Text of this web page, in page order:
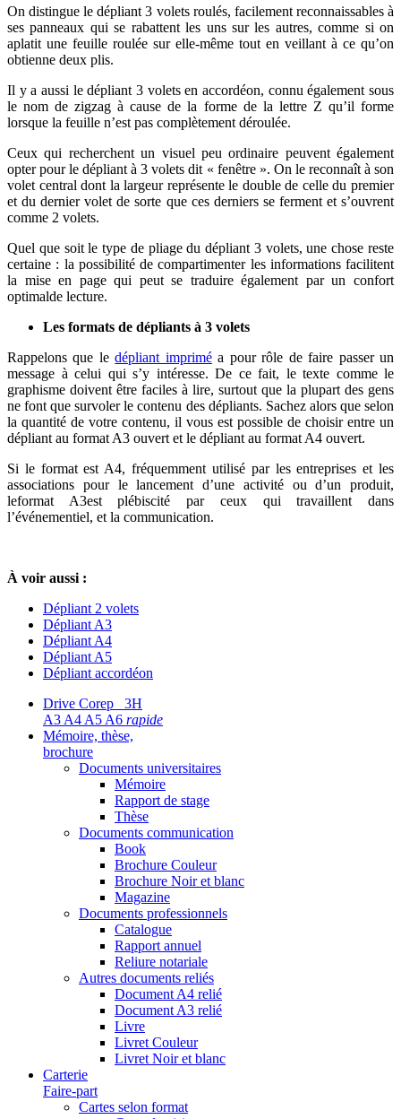
On distingue le dépliant 3 volets roulés, facilement reconnaissables à
ses panneaux qui se rabattent les uns sur les autres, comme si on
aplatit une feuille roulée sur elle-même tout en veillant à ce qu’on
obtienne deux plis.
Il y a aussi le dépliant 3 volets en accordéon, connu également sous
le nom de zigzag à cause de la forme de la lettre Z qu’il forme
lorsque la feuille n’est pas complètement déroulée.
Ceux qui recherchent un visuel peu ordinaire peuvent également
opter pour le dépliant à 3 volets dit « fenêtre ». On le reconnaît à son
volet central dont la largeur représente le double de celle du premier
et du dernier volet de sorte que ces derniers se ferment et s’ouvrent
comme 2 volets.
Quel que soit le type de pliage du dépliant 3 volets, une chose reste
certaine : la possibilité de compartimenter les informations facilitent
la mise en page qui peut se traduire également par un confort
optimalde lecture.
Les formats de dépliants à 3 volets
Rappelons que ledépliant impriméa pour rôle de faire passer un
message à celui qui s’y intéresse. De ce fait, le texte comme le
graphisme doivent être faciles à lire, surtout que la plupart des gens
ne font que survoler le contenu des dépliants. Sachez alors que selon
la quantité de votre contenu, il vous est possible de choisir entre un
dépliant au format A3 ouvert et le dépliant au format A4 ouvert.
Si le format est A4, fréquemment utilisé par les entreprises et les
associations pour le lancement d’une activité ou d’un produit,
leformat A3est plébiscité par ceux qui travaillent dans
l’événementiel, et la communication.
À voir aussi :
Dépliant 2 volets
Dépliant A3
Dépliant A4
Dépliant A5
Dépliant accordéon
Drive Corep 3H
A3 A4 A5 A6 rapide
Mémoire, thèse,
brochure
Documents universitaires
Mémoire
Rapport de stage
Thèse
Documents communication
Book
Brochure Couleur
Brochure Noir et blanc
Magazine
Documents professionnels
Catalogue
Rapport annuel
Reliure notariale
Autres documents reliés
Document A4 relié
Document A3 relié
Livre
Livret Couleur
Livret Noir et blanc
Carterie
Faire-part
Cartes selon format